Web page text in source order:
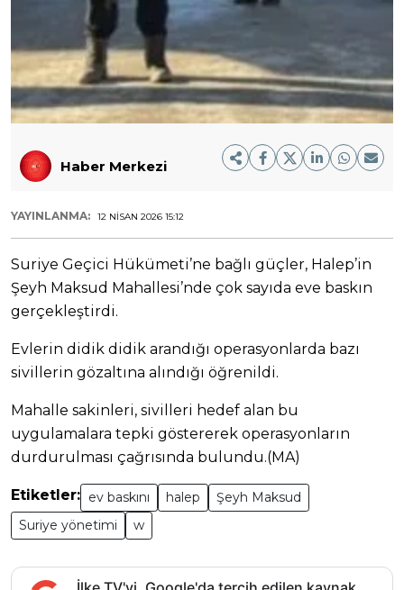
Haber Merkezi
YAYINLANMA: 12 NISAN 2026 15:12
Suriye Geçici Hükümeti’ne bağlı güçler, Halep’in
Şeyh Maksud Mahallesi’nde çok sayıda eve baskın
gerçekleştirdi.
Evlerin didik didik arandığı operasyonlarda bazı
sivillerin gözaltına alındığı öğrenildi.
Mahalle sakinleri, sivilleri hedef alan bu
uygulamalara tepki göstererek operasyonların
durdurulması çağrısında bulundu.(MA)
Etiketler: ev baskını halep
Şeyh Maksud
Suriye yönetimi
w